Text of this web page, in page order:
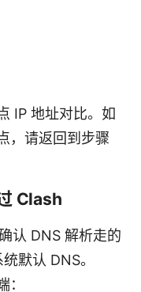
IP 地址对比。如
，请返回到步骤
Clash
认 DNS 解析走的
默认 DNS。